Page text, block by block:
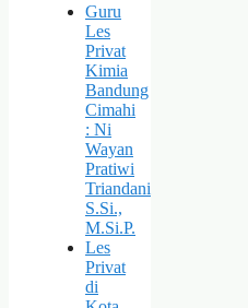
Guru
Les
Privat
Kimia
Bandung
Cimahi
: Ni
Wayan
Pratiwi
Triandani
S.Si.,
M.Si.P.
Les
Privat
di